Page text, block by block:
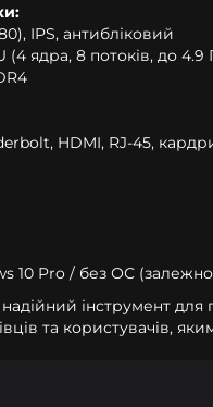
IPS, антибліковий
ядра, 8 потоків, до 4.9
HDMI, RJ-45,
10 Pro / без ОС (залежно
інструмент для
та користувачів,